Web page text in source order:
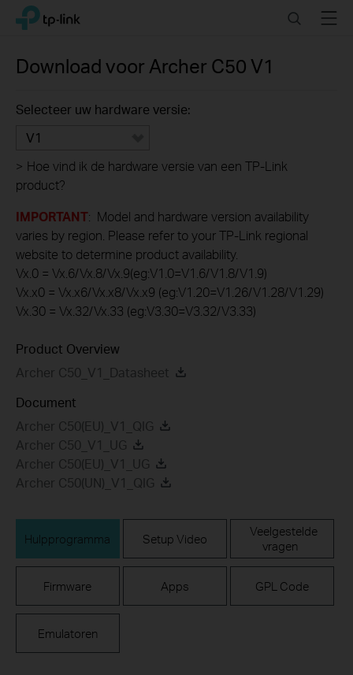
Click
navigation
TP-Link, Reliably Smart SearchMenu
Download voor Archer C50 V1
Selecteer uw hardware versie:
V1
> Hoe vind ik de hardware versie van een TP-Link
product?
IMPORTANT: Model and hardware version availability
varies by region. Please refer to your TP-Link regional
website to determine product availability.
Vx.0 = Vx.6/Vx.8/Vx.9(eg:V1.0=V1.6/V1.8/V1.9)
Vx.x0 = Vx.x6/Vx.x8/Vx.x9 (eg:V1.20=V1.26/V1.28/V1.29)
Vx.30 = Vx.32/Vx.33 (eg:V3.30=V3.32/V3.33)
Product Overview
Archer C50_V1_Datasheet
Document
Archer C50(EU)_V1_QIG
Archer C50_V1_UG
Archer C50(EU)_V1_UG
Archer C50(UN)_V1_QIG
Hulpprogramma Setup Video
Veelgestelde
vragen
Firmware Apps GPL Code
Emulatoren